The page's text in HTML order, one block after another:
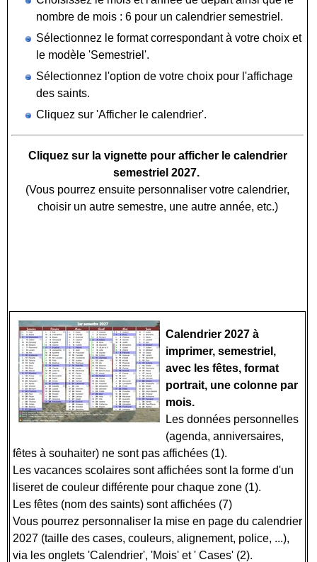
nombre de mois : 6 pour un calendrier semestriel.
Sélectionnez le format correspondant à votre choix et
le modèle 'Semestriel'.
Sélectionnez l'option de votre choix pour l'affichage
des saints.
Cliquez sur 'Afficher le calendrier'.
Cliquez sur la vignette pour afficher le calendrier
semestriel 2027.
(Vous pourrez ensuite personnaliser votre calendrier,
choisir un autre semestre, une autre année, etc.)
Calendrier 2027 à
imprimer, semestriel,
avec les fêtes, format
portrait, une colonne par
mois.
Les données personnelles
(agenda, anniversaires,
fêtes à souhaiter) ne sont pas affichées (1).
Les vacances scolaires sont affichées sont la forme d'un
liseret de couleur différente pour chaque zone (1).
Les fêtes (nom des saints) sont affichées (7)
Vous pourrez personnaliser la mise en page du calendrier
2027 (taille des cases, couleurs, alignement, police, ...),
via les onglets 'Calendrier', 'Mois' et ' Cases' (2).